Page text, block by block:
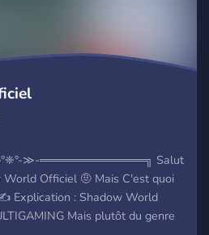
≫-═════════════╗ Salut
Officiel 🤨 Mais C'est quoi
Explication : Shadow World
Mais plutôt du genre